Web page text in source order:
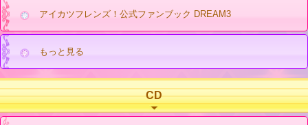
アイカツフレンズ！公式ファンブック DREAM3
もっと見る
CD